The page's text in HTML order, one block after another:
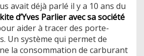
avait déjà parlé il y a 10 ans du
d’Yves Parlier avec sa société
aider à tracer des porte-
Un système qui permet de
la consommation de carburant